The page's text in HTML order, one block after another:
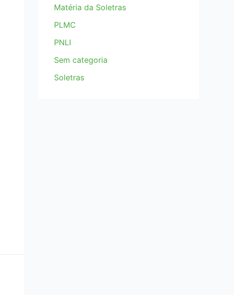
Matéria da Soletras
PLMC
PNLI
Sem categoria
Soletras